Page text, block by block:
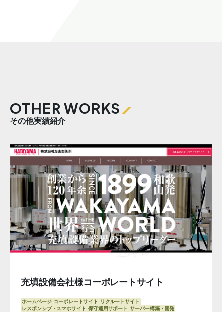
OTHER WORKS
その他実績紹介
充填設備会社様コーポレートサイト
ホームページ コーポレートサイト
リクルートサイト
レスポンシブ・スマホサイト 保守運用サポート サーバー構築・開発